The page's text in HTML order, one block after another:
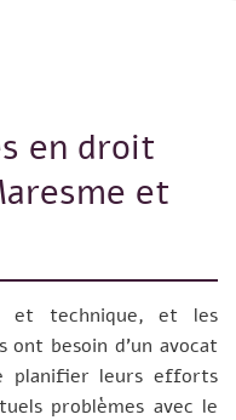
en droit
et
et technique, et les
besoin d’un avocat
planifier leurs efforts
problèmes avec le